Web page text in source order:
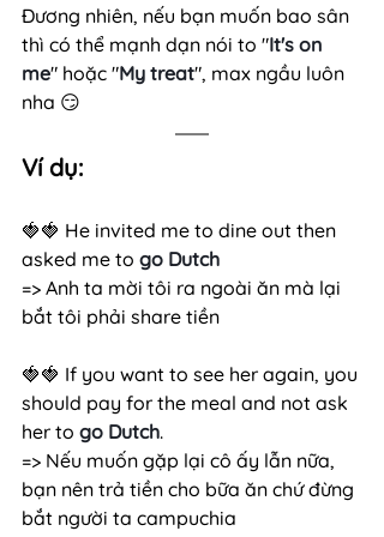
Đương nhiên, nếu bạn muốn bao sân
thì có thể mạnh dạn nói to "It's on
me" hoặc "My treat", max ngầu luôn
nha 😏
Ví dụ:
🍓🍓 He invited me to dine out then
asked me to go Dutch
=> Anh ta mời tôi ra ngoài ăn mà lại
bắt tôi phải share tiền
🍓🍓 If you want to see her again, you
should pay for the meal and not ask
her to go Dutch.
=> Nếu muốn gặp lại cô ấy lẫn nữa,
bạn nên trả tiền cho bữa ăn chứ đừng
bắt người ta campuchia